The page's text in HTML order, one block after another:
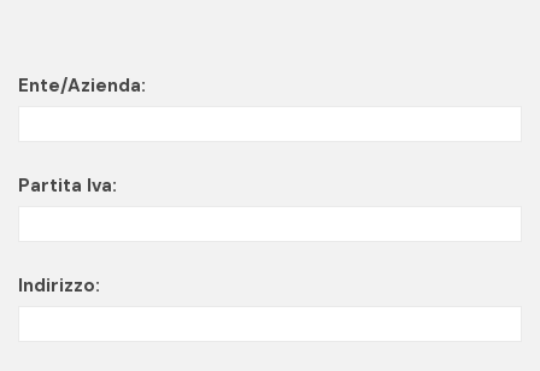
Ente/Azienda:
Partita Iva:
Indirizzo: